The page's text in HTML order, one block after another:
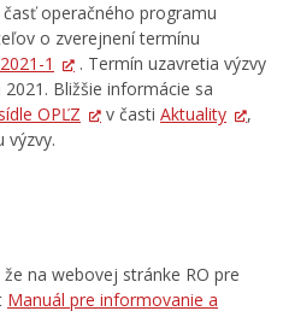
operačného programu
o zverejnení termínu
1
. Termín uzavretia výzvy
Bližšie informácie sa
OPĽZ v časti Aktuality
,
výzvy.
na webovej stránke RO pre
Manuál pre informovanie a